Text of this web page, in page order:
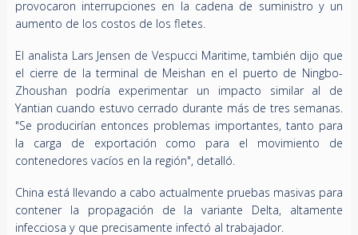
provocaron interrupciones en la cadena de suministro y un
aumento de los costos de los fletes.
El analista Lars Jensen de Vespucci Maritime, también dijo que
el cierre de la terminal de Meishan en el puerto de Ningbo-
Zhoushan podría experimentar un impacto similar al de
Yantian cuando estuvo cerrado durante más de tres semanas.
"Se producirían entonces problemas importantes, tanto para
la carga de exportación como para el movimiento de
contenedores vacíos en la región", detalló.
China está llevando a cabo actualmente pruebas masivas para
contener la propagación de la variante Delta, altamente
infecciosa y que precisamente infectó al trabajador.